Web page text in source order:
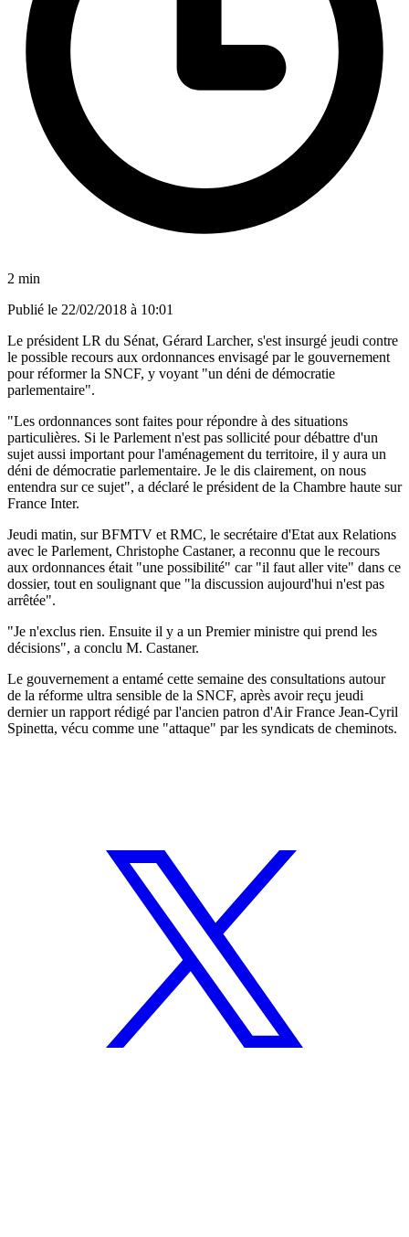
2 min
Publié le 22/02/2018 à 10:01
Le président LR du Sénat, Gérard Larcher, s'est insurgé jeudi contre
le possible recours aux ordonnances envisagé par le gouvernement
pour réformer la SNCF, y voyant "un déni de démocratie
parlementaire".
"Les ordonnances sont faites pour répondre à des situations
particulières. Si le Parlement n'est pas sollicité pour débattre d'un
sujet aussi important pour l'aménagement du territoire, il y aura un
déni de démocratie parlementaire. Je le dis clairement, on nous
entendra sur ce sujet", a déclaré le président de la Chambre haute sur
France Inter.
Jeudi matin, sur BFMTV et RMC, le secrétaire d'Etat aux Relations
avec le Parlement, Christophe Castaner, a reconnu que le recours
aux ordonnances était "une possibilité" car "il faut aller vite" dans ce
dossier, tout en soulignant que "la discussion aujourd'hui n'est pas
arrêtée".
"Je n'exclus rien. Ensuite il y a un Premier ministre qui prend les
décisions", a conclu M. Castaner.
Le gouvernement a entamé cette semaine des consultations autour
de la réforme ultra sensible de la SNCF, après avoir reçu jeudi
dernier un rapport rédigé par l'ancien patron d'Air France Jean-Cyril
Spinetta, vécu comme une "attaque" par les syndicats de cheminots.